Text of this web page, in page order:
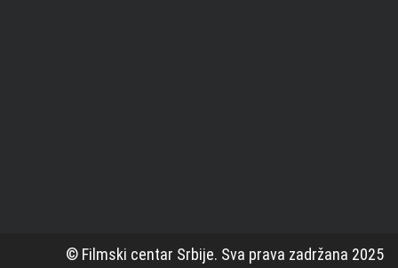
© Filmski centar Srbije. Sva prava zadržana 2025